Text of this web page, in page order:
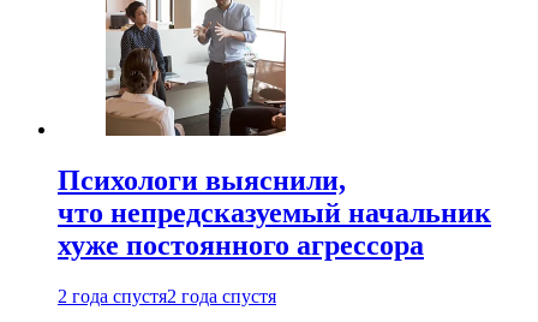
Психологи выяснили,
что непредсказуемый начальник
хуже постоянного агрессора
2 года спустя2 года спустя